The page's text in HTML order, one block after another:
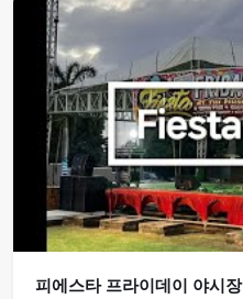
피에스타 프라이데이 야시장